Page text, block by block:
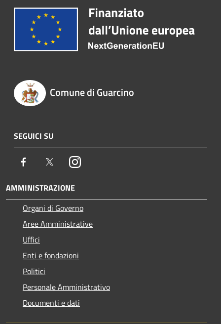
Comune di Guarcino
SEGUICI SU
Facebook TwitterInstagram
AMMINISTRAZIONE
Organi di Governo
Aree Amministrative
Uffici
Enti e fondazioni
Politici
Personale Amministrativo
Documenti e dati